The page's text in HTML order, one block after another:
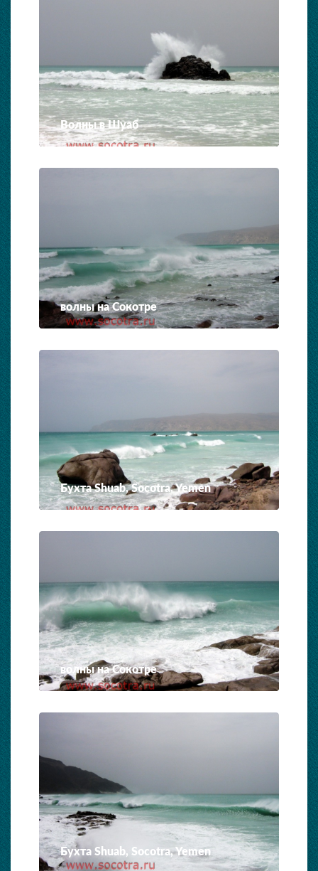
Волны в Шуаб
волны на Сокотре
Бухта Shuab, Socotra, Yemen
волны на Сокотре
Бухта Shuab, Socotra, Yemen